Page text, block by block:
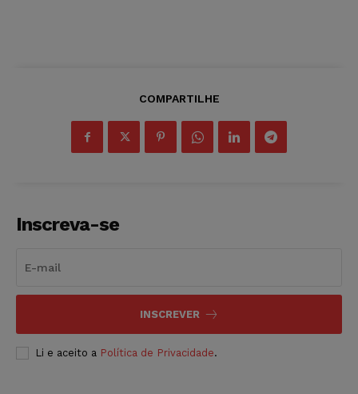
COMPARTILHE
Inscreva-se
INSCREVER
Li e aceito a Política de Privacidade.